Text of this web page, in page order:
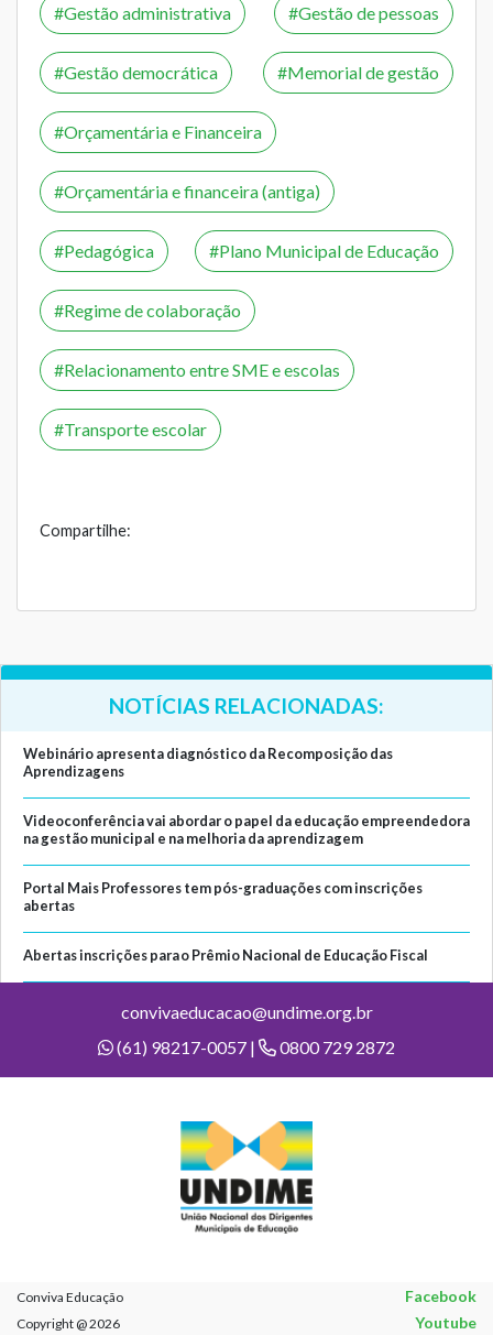
Gestão administrativa Gestão de pessoas
Gestão democrática Memorial de gestão
Orçamentária e Financeira
Orçamentária e financeira (antiga)
Pedagógica Plano Municipal de Educação
Regime de colaboração
Relacionamento entre SME e escolas
Transporte escolar
Compartilhe:
NOTÍCIAS RELACIONADAS:
Webinário apresenta diagnóstico da Recomposição das
Aprendizagens
Videoconferência vai abordar o papel da educação empreendedora
na gestão municipal e na melhoria da aprendizagem
Portal Mais Professores tem pós-graduações com inscrições
abertas
Abertas inscrições para o Prêmio Nacional de Educação Fiscal
convivaeducacao@undime.org.br
(61) 98217-0057 |
0800 729 2872
Conviva Educação Facebook
Copyright @ 2026 Youtube